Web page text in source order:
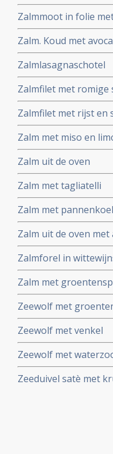
Zalmmoot in folie
Zalm. Koud met
Zalmlasagnaschotel
Zalmfilet met romige
Zalmfilet met rijst en
Zalm met miso en
Zalm uit de oven
Zalm met tagliatelli
Zalm met
Zalm uit de oven met
Zalmforel in
Zalm met
Zeewolf met
Zeewolf met venkel
Zeewolf met
Zeeduivel satè met